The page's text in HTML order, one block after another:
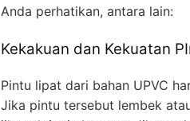
Anda perhatikan, antara lain:
Kekakuan dan Kekuatan
Pintu lipat dari bahan UPVC
Jika pintu tersebut lembek